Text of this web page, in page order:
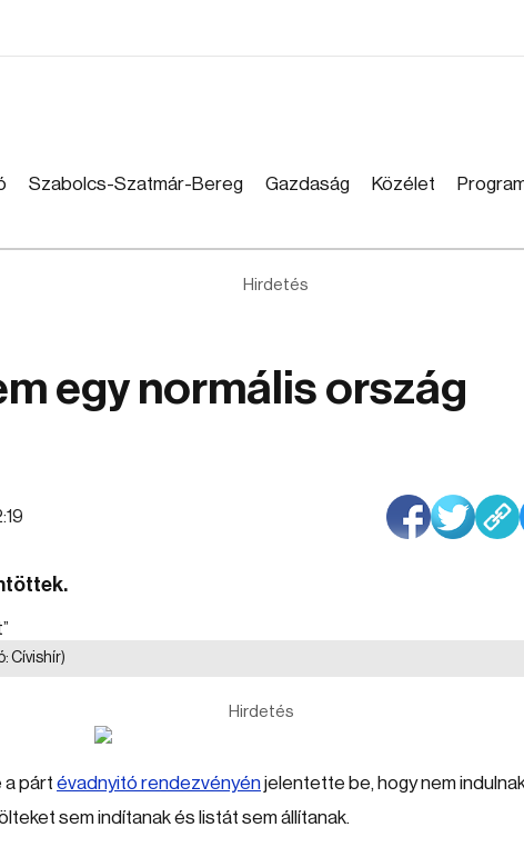
Szabolcs-Szatmár-Bereg Gazdaság Közélet
Hirdetés
egy normális ország
Cívishír)
Hirdetés
a párt évadnyitó rendezvényénjelentette be, hogy nem
sem indítanak és listát sem állítanak.